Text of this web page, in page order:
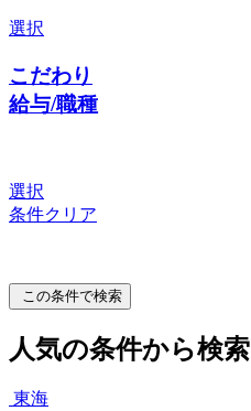
選択
こだわり
給与/職種
選択
条件クリア
この条件で検索
人気の条件から検索
東海